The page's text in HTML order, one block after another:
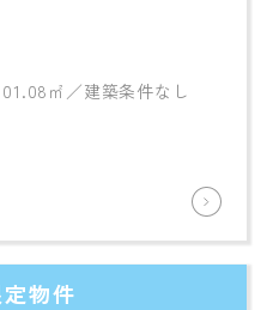
㎡／建築条件なし
物件